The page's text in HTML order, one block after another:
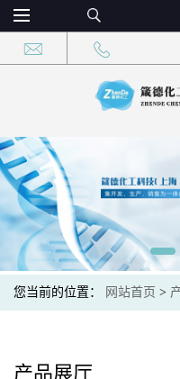
您当前的位置： 网站首页 >
产品展厅